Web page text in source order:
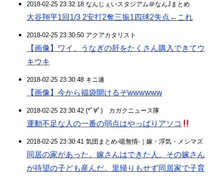
2018-02-25 23:32:18 なんじぇいスタジアム＠なんJまとめ
大谷翔平1回1/3 2安打2奪三振1四球2失点←これ
2018-02-25 23:30:50 アクアカタリスト
【画像】ワイ、うなぎの肝をたくさん購入できてウ
キウキ
2018-02-25 23:30:48 キニ速
【画像】今から福袋開けるぞwwwwww
2018-02-25 23:30:42 (*ﾟ∀ﾟ)ゞカガクニュース隊
運動不足な人の一番の弱点はやっぱりアソコ
2018-02-25 23:30:41 気団まとめ-噫無情-｜嫁・浮気・メシマズ
同居の家があった。嫁さんはできた人。その嫁さん
が待望の子ども産んだ。里帰りもせず同居家で子育